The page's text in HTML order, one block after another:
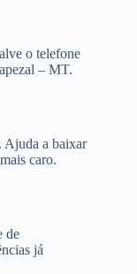
o telefone
– MT.
Ajuda a baixar
caro.
de
já